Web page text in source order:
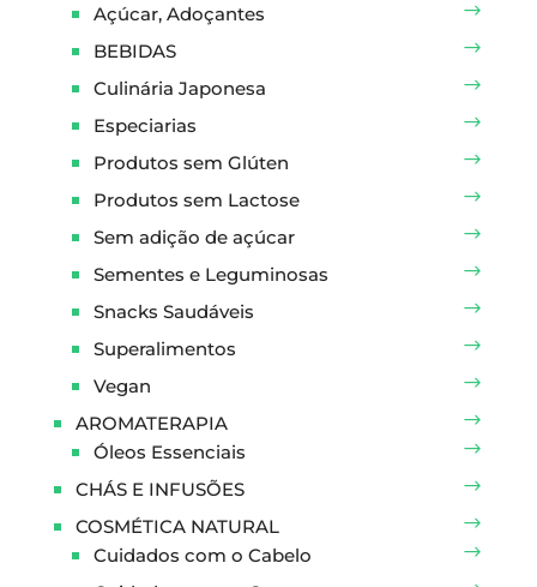
Açúcar, Adoçantes
BEBIDAS
Culinária Japonesa
Especiarias
Produtos sem Glúten
Produtos sem Lactose
Sem adição de açúcar
Sementes e Leguminosas
Snacks Saudáveis
Superalimentos
Vegan
AROMATERAPIA
Óleos Essenciais
CHÁS E INFUSÕES
COSMÉTICA NATURAL
Cuidados com o Cabelo